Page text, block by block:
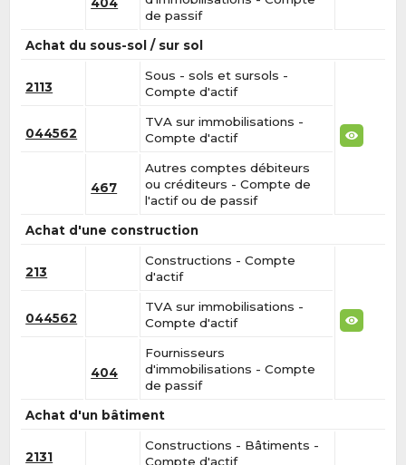
404
de passif
Achat du sous-sol / sur sol
2113
Sous - sols et sursols -
Compte d'actif
044562
TVA sur immobilisations -
Compte d'actif
467
Autres comptes débiteurs
ou créditeurs - Compte de
l'actif ou de passif
Achat d'une construction
213
Constructions - Compte
d'actif
044562
TVA sur immobilisations -
Compte d'actif
404
Fournisseurs
d'immobilisations - Compte
de passif
Achat d'un bâtiment
2131
Constructions - Bâtiments -
Compte d'actif